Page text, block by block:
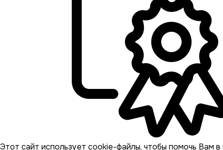
Этот сайт использует cookie-файлы, чтобы помочь Вам в